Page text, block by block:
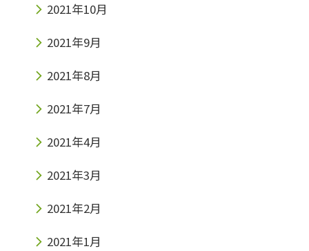
2021年10月
2021年9月
2021年8月
2021年7月
2021年4月
2021年3月
2021年2月
2021年1月